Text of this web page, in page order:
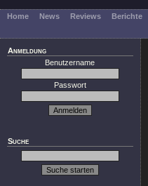
Home News Reviews Berichte
Anmeldung
Benutzername
Passwort
Suche